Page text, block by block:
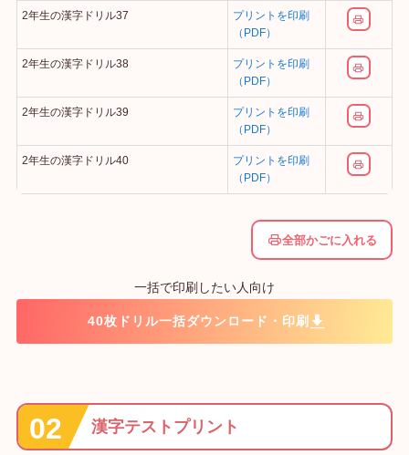
2年生の漢字ドリル37
プリントを印刷
（PDF）
2年生の漢字ドリル38
プリントを印刷
（PDF）
2年生の漢字ドリル39
プリントを印刷
（PDF）
2年生の漢字ドリル40
プリントを印刷
（PDF）
全部かごに入れる
一括で印刷したい人向け
40枚ドリル一括ダウンロード・印刷
漢字テストプリント